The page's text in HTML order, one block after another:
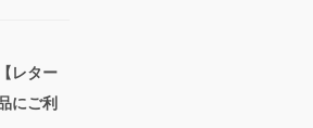
レター
にご利